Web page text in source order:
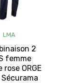
LMA
2
femme
rose ORGE
Sécurama